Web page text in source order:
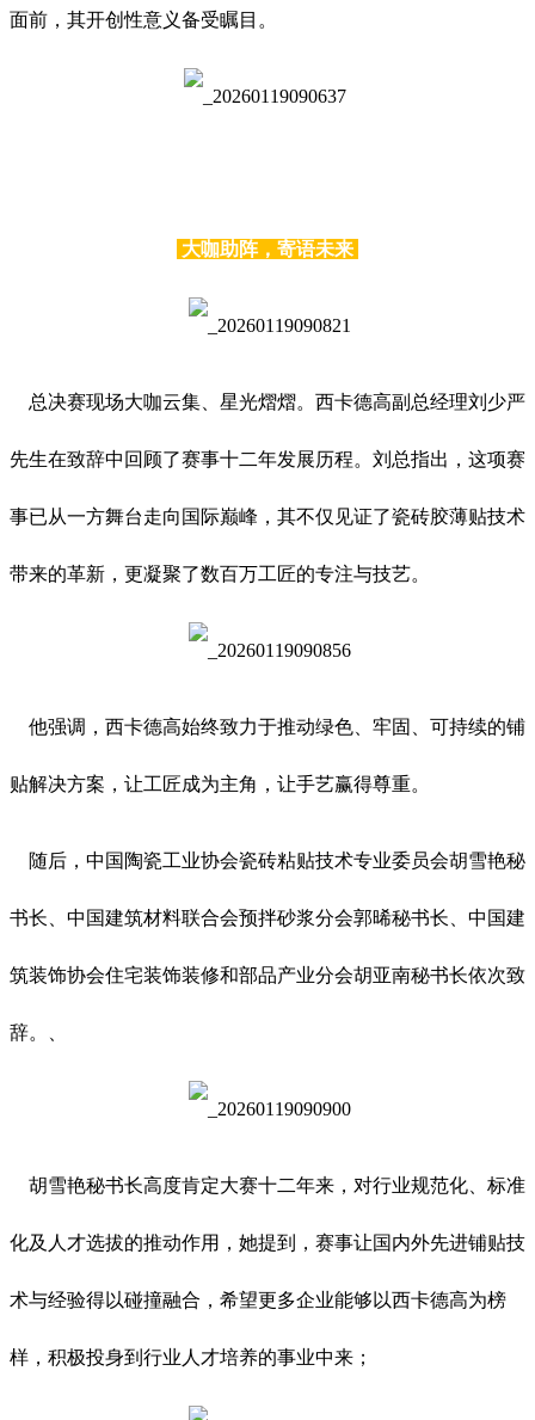
面前，其开创性意义备受瞩目。
大咖助阵，寄语未来
总决赛现场大咖云集、星光熠熠。西卡德高副总经理刘少严
先生在致辞中回顾了赛事十二年发展历程。刘总指出，这项赛
事已从一方舞台走向国际巅峰，其不仅见证了瓷砖胶薄贴技术
带来的革新，更凝聚了数百万工匠的专注与技艺。
他强调，西卡德高始终致力于推动绿色、牢固、可持续的铺
贴解决方案，让工匠成为主角，让手艺赢得尊重。
随后，中国陶瓷工业协会瓷砖粘贴技术专业委员会胡雪艳秘
书长、中国建筑材料联合会预拌砂浆分会郭晞秘书长、中国建
筑装饰协会住宅装饰装修和部品产业分会胡亚南秘书长依次致
辞。、
胡雪艳秘书长高度肯定大赛十二年来，对行业规范化、标准
化及人才选拔的推动作用，她提到，赛事让国内外先进铺贴技
术与经验得以碰撞融合，希望更多企业能够以西卡德高为榜
样，积极投身到行业人才培养的事业中来；